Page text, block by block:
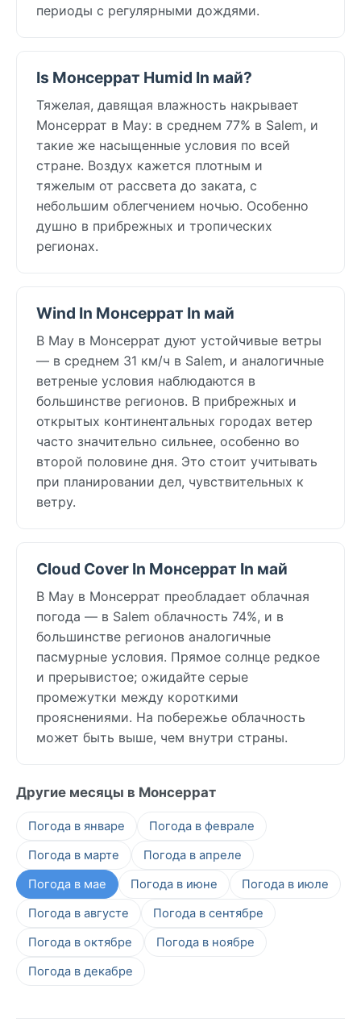
периоды с регулярными дождями.
Is Монсеррат Humid In май?
Тяжелая, давящая влажность накрывает
Монсеррат в May: в среднем 77% в Salem, и
такие же насыщенные условия по всей
стране. Воздух кажется плотным и
тяжелым от рассвета до заката, с
небольшим облегчением ночью. Особенно
душно в прибрежных и тропических
регионах.
Wind In Монсеррат In май
В May в Монсеррат дуют устойчивые ветры
— в среднем 31 км/ч в Salem, и аналогичные
ветреные условия наблюдаются в
большинстве регионов. В прибрежных и
открытых континентальных городах ветер
часто значительно сильнее, особенно во
второй половине дня. Это стоит учитывать
при планировании дел, чувствительных к
ветру.
Cloud Cover In Монсеррат In май
В May в Монсеррат преобладает облачная
погода — в Salem облачность 74%, и в
большинстве регионов аналогичные
пасмурные условия. Прямое солнце редкое
и прерывистое; ожидайте серые
промежутки между короткими
прояснениями. На побережье облачность
может быть выше, чем внутри страны.
Другие месяцы в Монсеррат
Погода в январе
Погода в феврале
Погода в марте
Погода в апреле
Погода в мае
Погода в июне
Погода в июле
Погода в августе
Погода в сентябре
Погода в октябре
Погода в ноябре
Погода в декабре